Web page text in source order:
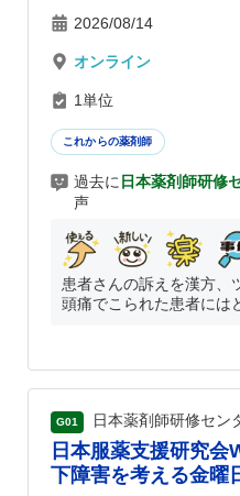
2026/08/14
オンライン
1単位
これからの薬剤師
過去に 日本薬剤師研修
声
患者さんの訴えを漢方、
頭痛でこられた患者には
G01 日本薬剤師研修セン
日本服薬支援研究会
下障害を考える金曜